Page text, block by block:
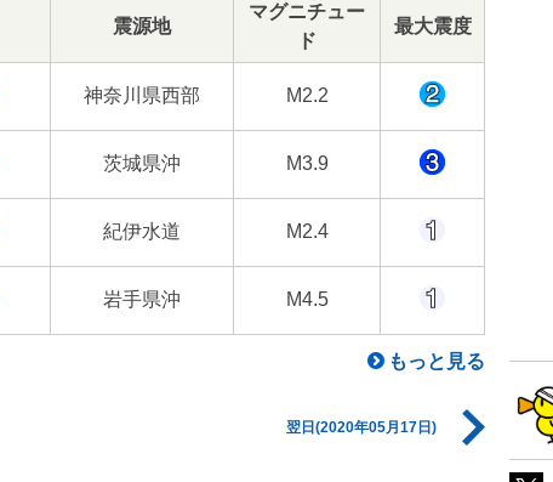
震源地
マグニチュー
ド
最大震度
神奈川県西部 M2.2
茨城県沖 M3.9
紀伊水道 M2.4
岩手県沖 M4.5
もっと見る
翌日(2020年05月17日)